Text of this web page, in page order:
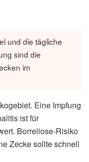
und die tägliche
sind die
im
Eine Impfung
ist für
Borreliose-Risiko
Zecke sollte schnell